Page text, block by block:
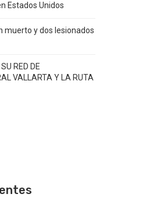
Estados Unidos
muerto y dos lesionados
RED DE
VALLARTA Y LA RUTA